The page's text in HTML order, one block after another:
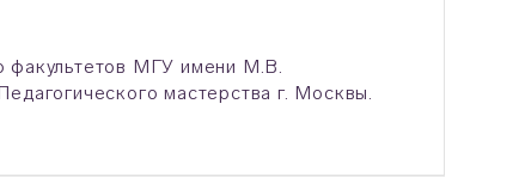
факультетов МГУ имени М.В.
мастерства г. Москвы.